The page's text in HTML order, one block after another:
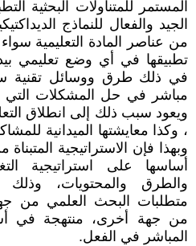
المستمر للمتناولات البحثية
الجيد والفعال للنماذج
من عناصر المادة التعليمية
تطبيقها في أي وضع تعليمي
في ذلك طرق ووسائل تقنية
مباشر في حل المشكلات التي
ويعود سبب ذلك إلى انطلاق
، وكذا معايشتها الميدانية
وبهذا فإن الاستراتيجية
أساسها على استراتيجية
والطرق والمحتويات،
متطلبات البحث العلمي من
من جهة أخرى، منتهجة في
المباشر في الفعل.